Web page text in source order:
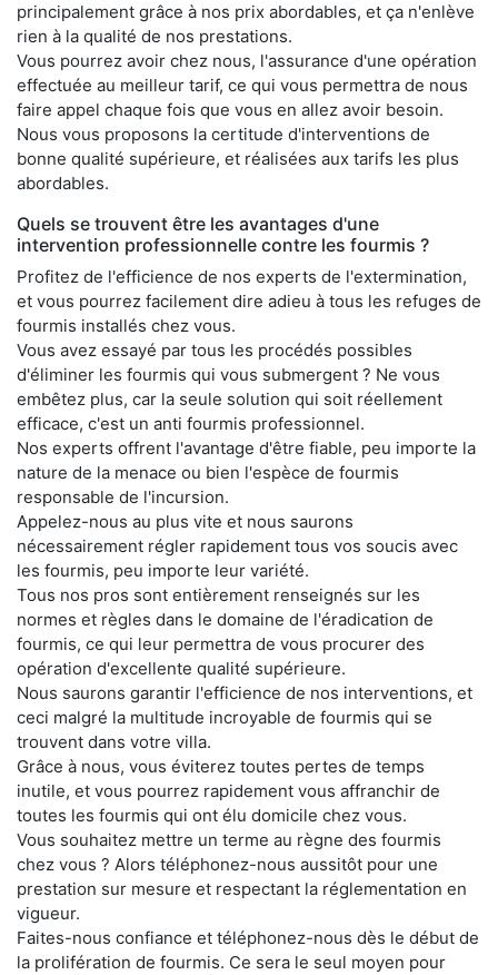
principalement grâce à nos prix abordables, et ça n'enlève
rien à la qualité de nos prestations.
Vous pourrez avoir chez nous, l'assurance d'une opération
effectuée au meilleur tarif, ce qui vous permettra de nous
faire appel chaque fois que vous en allez avoir besoin.
Nous vous proposons la certitude d'interventions de
bonne qualité supérieure, et réalisées aux tarifs les plus
abordables.
Quels se trouvent être les avantages d'une
intervention professionnelle contre les fourmis ?
Profitez de l'efficience de nos experts de l'extermination,
et vous pourrez facilement dire adieu à tous les refuges de
fourmis installés chez vous.
Vous avez essayé par tous les procédés possibles
d'éliminer les fourmis qui vous submergent ? Ne vous
embêtez plus, car la seule solution qui soit réellement
efficace, c'est un anti fourmis professionnel.
Nos experts offrent l'avantage d'être fiable, peu importe la
nature de la menace ou bien l'espèce de fourmis
responsable de l'incursion.
Appelez-nous au plus vite et nous saurons
nécessairement régler rapidement tous vos soucis avec
les fourmis, peu importe leur variété.
Tous nos pros sont entièrement renseignés sur les
normes et règles dans le domaine de l'éradication de
fourmis, ce qui leur permettra de vous procurer des
opération d'excellente qualité supérieure.
Nous saurons garantir l'efficience de nos interventions, et
ceci malgré la multitude incroyable de fourmis qui se
trouvent dans votre villa.
Grâce à nous, vous éviterez toutes pertes de temps
inutile, et vous pourrez rapidement vous affranchir de
toutes les fourmis qui ont élu domicile chez vous.
Vous souhaitez mettre un terme au règne des fourmis
chez vous ? Alors téléphonez-nous aussitôt pour une
prestation sur mesure et respectant la réglementation en
vigueur.
Faites-nous confiance et téléphonez-nous dès le début de
la prolifération de fourmis. Ce sera le seul moyen pour